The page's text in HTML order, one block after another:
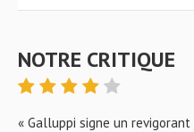
NOTRE CRITIQUE
« Galluppi signe un